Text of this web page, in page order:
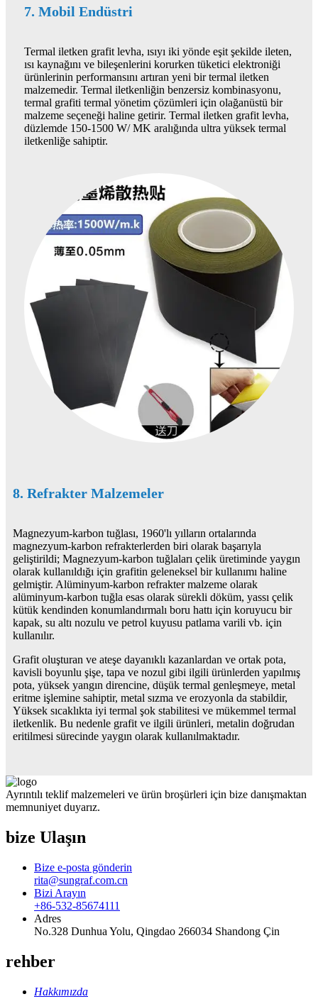
7. Mobil Endüstri
Termal iletken grafit levha, ısıyı iki yönde eşit şekilde ileten,
ısı kaynağını ve bileşenlerini korurken tüketici elektroniği
ürünlerinin performansını artıran yeni bir termal iletken
malzemedir. Termal iletkenliğin benzersiz kombinasyonu,
termal grafiti termal yönetim çözümleri için olağanüstü bir
malzeme seçeneği haline getirir. Termal iletken grafit levha,
düzlemde 150-1500 W/ MK aralığında ultra yüksek termal
iletkenliğe sahiptir.
8. Refrakter Malzemeler
Magnezyum-karbon tuğlası, 1960'lı yılların ortalarında
magnezyum-karbon refrakterlerden biri olarak başarıyla
geliştirildi; Magnezyum-karbon tuğlaları çelik üretiminde yaygın
olarak kullanıldığı için grafitin geleneksel bir kullanımı haline
gelmiştir. Alüminyum-karbon refrakter malzeme olarak
alüminyum-karbon tuğla esas olarak sürekli döküm, yassı çelik
kütük kendinden konumlandırmalı boru hattı için koruyucu bir
kapak, su altı nozulu ve petrol kuyusu patlama varili vb. için
kullanılır.
Grafit oluşturan ve ateşe dayanıklı kazanlardan ve ortak pota,
kavisli boyunlu şişe, tapa ve nozul gibi ilgili ürünlerden yapılmış
pota, yüksek yangın direncine, düşük termal genleşmeye, metal
eritme işlemine sahiptir, metal sızma ve erozyonla da stabildir,
Yüksek sıcaklıkta iyi termal şok stabilitesi ve mükemmel termal
iletkenlik. Bu nedenle grafit ve ilgili ürünleri, metalin doğrudan
eritilmesi sürecinde yaygın olarak kullanılmaktadır.
Ayrıntılı teklif malzemeleri ve ürün broşürleri için bize danışmaktan
memnuniyet duyarız.
bize Ulaşın
Bize e-posta gönderin
rita@sungraf.com.cn
Bizi Arayın
+86-532-85674111
Adres
No.328 Dunhua Yolu, Qingdao 266034 Shandong Çin
rehber
Hakkımızda